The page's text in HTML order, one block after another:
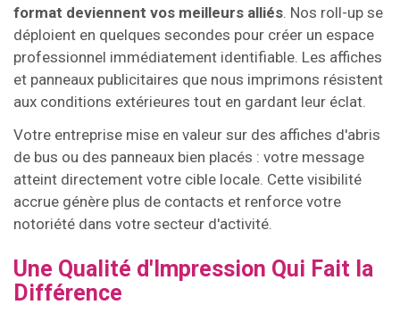
format deviennent vos meilleurs alliés. Nos roll-up se
déploient en quelques secondes pour créer un espace
professionnel immédiatement identifiable. Les affiches
et panneaux publicitaires que nous imprimons résistent
aux conditions extérieures tout en gardant leur éclat.
Votre entreprise mise en valeur sur des affiches d'abris
de bus ou des panneaux bien placés : votre message
atteint directement votre cible locale. Cette visibilité
accrue génère plus de contacts et renforce votre
notoriété dans votre secteur d'activité.
Une Qualité d'Impression Qui Fait la
Différence